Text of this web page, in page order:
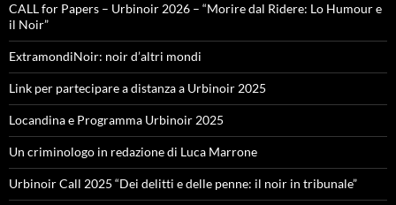
CALL for Papers – Urbinoir 2026 – “Morire dal Ridere: Lo Humour e
il Noir”
ExtramondiNoir: noir d’altri mondi
Link per partecipare a distanza a Urbinoir 2025
Locandina e Programma Urbinoir 2025
Un criminologo in redazione di Luca Marrone
Urbinoir Call 2025 “Dei delitti e delle penne: il noir in tribunale”